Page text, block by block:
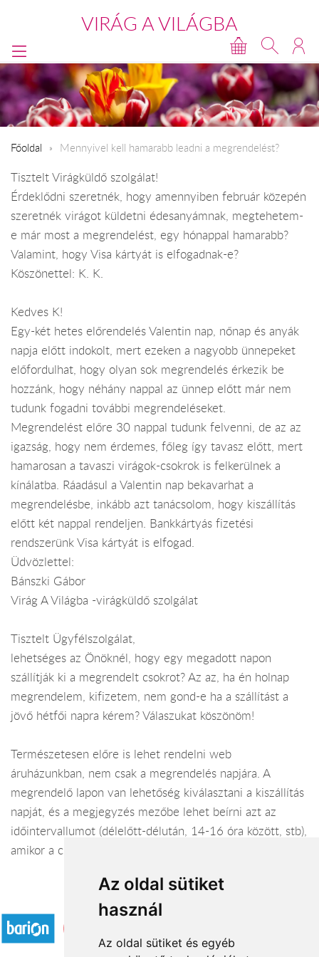
Az oldal sütiket
használ
Az oldal sütiket és egyéb
VIRÁG A VILÁGBA
Főoldal Mennyivel kell hamarabb leadni a megrendelést?
Tisztelt Virágküldő szolgálat!
Érdeklődni szeretnék, hogy amennyiben február közepén
szeretnék virágot küldetni édesanyámnak, megtehetem-
e már most a megrendelést, egy hónappal hamarabb?
Valamint, hogy Visa kártyát is elfogadnak-e?
Köszönettel: K. K.
Kedves K!
Egy-két hetes előrendelés Valentin nap, nőnap és anyák
napja előtt indokolt, mert ezeken a nagyobb ünnepeket
előfordulhat, hogy olyan sok megrendelés érkezik be
hozzánk, hogy néhány nappal az ünnep előtt már nem
tudunk fogadni további megrendeléseket.
Megrendelést előre 30 nappal tudunk felvenni, de az az
igazság, hogy nem érdemes, főleg így tavasz előtt, mert
hamarosan a tavaszi virágok-csokrok is felkerülnek a
kínálatba. Ráadásul a Valentin nap bekavarhat a
megrendelésbe, inkább azt tanácsolom, hogy kiszállítás
előtt két nappal rendeljen. Bankkártyás fizetési
rendszerünk Visa kártyát is elfogad.
Üdvözlettel:
Bánszki Gábor
Virág A Világba -virágküldő szolgálat
Tisztelt Ügyfélszolgálat,
lehetséges az Önöknél, hogy egy megadott napon
szállítják ki a megrendelt csokrot? Az az, ha én holnap
megrendelem, kifizetem, nem gond-e ha a szállítást a
jövő hétfői napra kérem? Válaszukat köszönöm!
Természetesen előre is lehet rendelni web
áruházunkban, nem csak a megrendelés napjára. A
megrendelő lapon van lehetőség kiválasztani a kiszállítás
napját, és a megjegyzés mezőbe lehet beírni azt az
időintervallumot (délelőtt-délután, 14-16 óra között, stb),
amikor a címzett a magadott címen tartózkodik.
Elfogadott fizetési módok